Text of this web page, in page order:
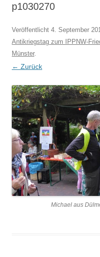
p1030270
Veröffentlicht 4. September
Antikriegstag zum IPPNW-
Münster.
← Zurück
Michael aus